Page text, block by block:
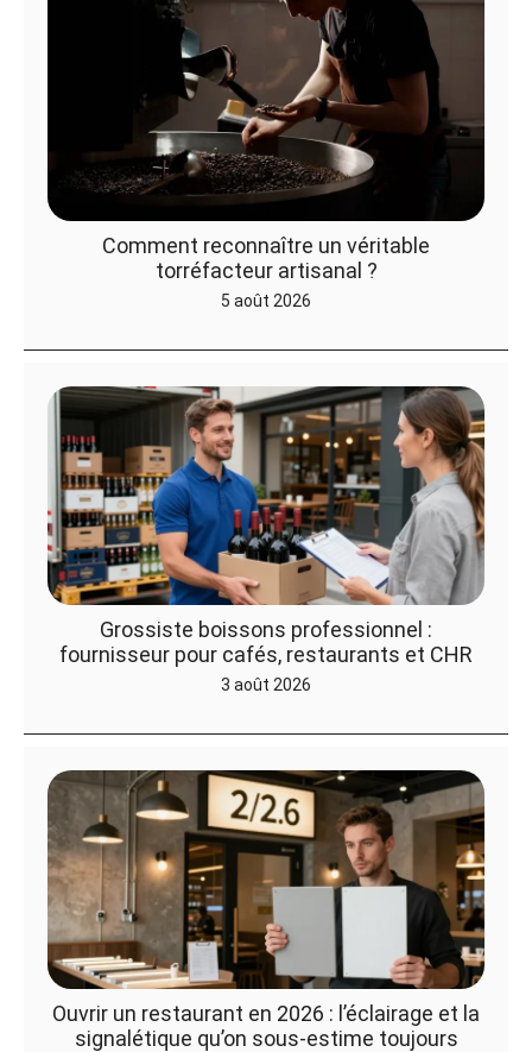
Comment reconnaître un véritable
torréfacteur artisanal ?
5 août 2026
Grossiste boissons professionnel :
fournisseur pour cafés, restaurants et CHR
3 août 2026
Ouvrir un restaurant en 2026 : l’éclairage et la
signalétique qu’on sous-estime toujours